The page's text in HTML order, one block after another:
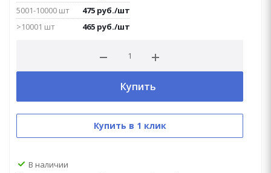
5001-10000 шт
475 руб./шт
>10001 шт
465 руб./шт
Купить
Купить в 1 клик
В наличии